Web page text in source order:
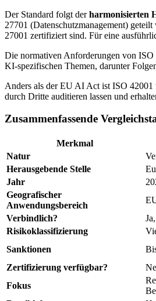
Der Standard folgt derharmonisierten
27701 (Datenschutzmanagement)
27001 zertifiziert sind. Für eine
Die normativen Anforderungen von ISO
KI-spezifischen Themen, darunter
Anders als der EU AI Act ist ISO 42001
durch Dritte auditieren lassen und
Zusammenfassende
Merkmal
Natur
Herausgebende Stelle
Jahr
Geografischer
Anwendungsbereich
Verbindlich?
Risikoklassifizierung
Sanktionen
Zertifizierung verfügbar?
Fokus